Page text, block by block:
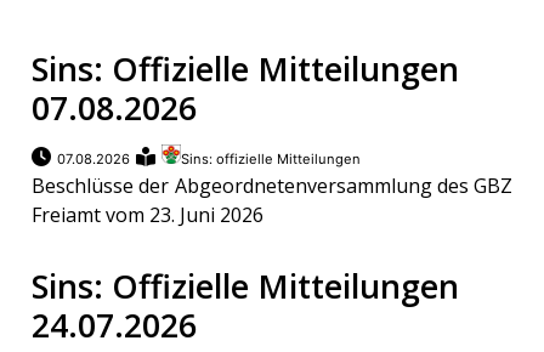
Veranstaltungen
App
Sins: Offizielle Mitteilungen
07.08.2026
07.08.2026 Sins: offizielle Mitteilungen
Beschlüsse der Abgeordnetenversammlung des GBZ
Freiamt vom 23. Juni 2026
Sins: Offizielle Mitteilungen
24.07.2026